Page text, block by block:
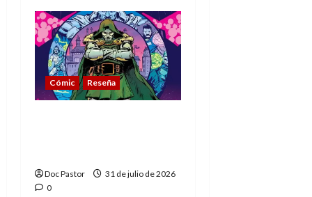
Cómic Reseña
Doc Pastor
31 de julio de 2026
0